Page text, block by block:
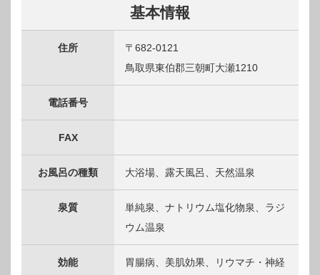
基本情報
住所
〒682-0121
鳥取県東伯郡三朝町大瀬1210
電話番号
FAX
お風呂の種類 大浴場、露天風呂、天然温泉
泉質
単純泉、ナトリウム塩化物泉、ラジ
ウム温泉
効能
胃腸病、美肌効果、リウマチ・神経